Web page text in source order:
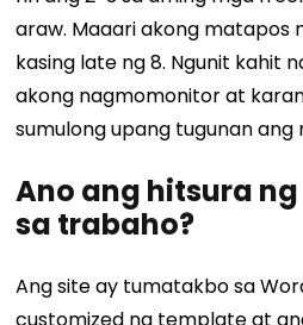
araw. Maaari akong matapos
kasing late ng 8. Ngunit kahit
akong nagmomonitor at
sumulong upang tugunan ang
Ano ang hitsura
sa trabaho?
Ang site ay tumatakbo sa